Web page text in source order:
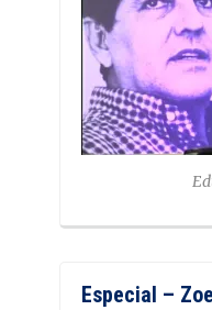
Especial –